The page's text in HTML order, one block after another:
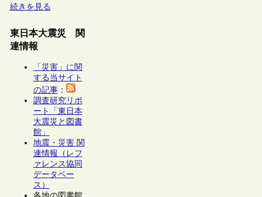
続きを見る
東日本大震災 関
連情報
「災害」に関
する当サイト
の記事：
調査研究リポ
ート「東日本
大震災と図書
館」
地震・災害 関
連情報（レフ
ァレンス協同
データベー
ス）